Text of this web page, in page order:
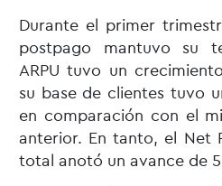
Durante el primer
postpago mantuvo su
ARPU tuvo un
su base de clientes tuvo
en comparación con el
anterior. En tanto, el Net
total anotó un avance de